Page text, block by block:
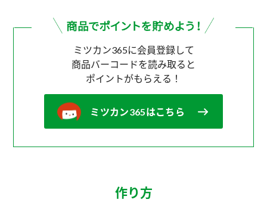
ミツカン365に会員登録して
商品バーコードを読み取ると
ポイントがもらえる！
ミツカン365はこちら
作り方